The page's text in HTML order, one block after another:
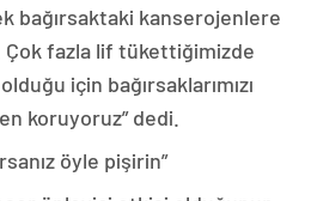
bağırsaktaki kanserojenlere
fazla lif tükettiğimizde
için bağırsaklarımızı
koruyoruz” dedi.
öyle pişirin”